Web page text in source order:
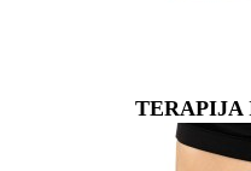
TERAPIJA